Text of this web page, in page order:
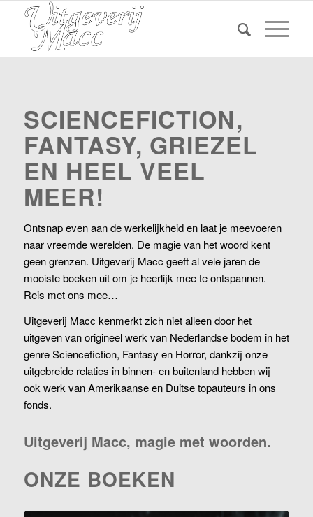
SCIENCEFICTION,
FANTASY, GRIEZEL
EN HEEL VEEL
MEER!
Ontsnap even aan de werkelijkheid en laat je meevoeren
naar vreemde werelden. De magie van het woord kent
geen grenzen. Uitgeverij Macc geeft al vele jaren de
mooiste boeken uit om je heerlijk mee te ontspannen.
Reis met ons mee…
Uitgeverij Macc kenmerkt zich niet alleen door het
uitgeven van origineel werk van Nederlandse bodem in het
genre Sciencefiction, Fantasy en Horror, dankzij onze
uitgebreide relaties in binnen- en buitenland hebben wij
ook werk van Amerikaanse en Duitse topauteurs in ons
fonds.
Uitgeverij Macc, magie met woorden.
ONZE BOEKEN